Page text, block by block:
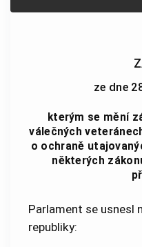
ze dne
kterým se mění
válečných
o ochraně
některých
Parlament se usnesl
republiky: